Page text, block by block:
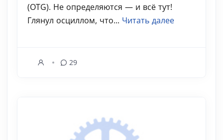
(OTG). Не определяются — и всё тут!
Глянул осциллом, что... Читать далее
29